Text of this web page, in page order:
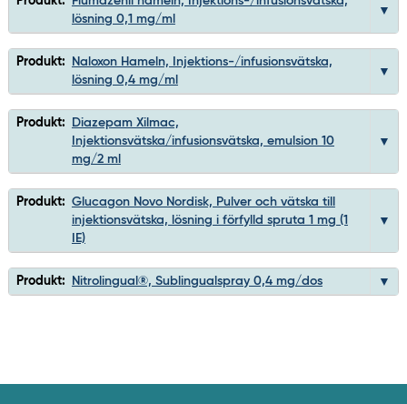
lösning 0,1 mg/ml
Produkt:
Naloxon Hameln, Injektions-/infusionsvätska,
lösning 0,4 mg/ml
Produkt:
Diazepam Xilmac,
Injektionsvätska/infusionsvätska, emulsion 10
mg/2 ml
Produkt: Glucagon Novo Nordisk, Pulver och vätska till
injektionsvätska, lösning i förfylld spruta 1 mg (1
IE)
Produkt: Nitrolingual®, Sublingualspray 0,4 mg/dos